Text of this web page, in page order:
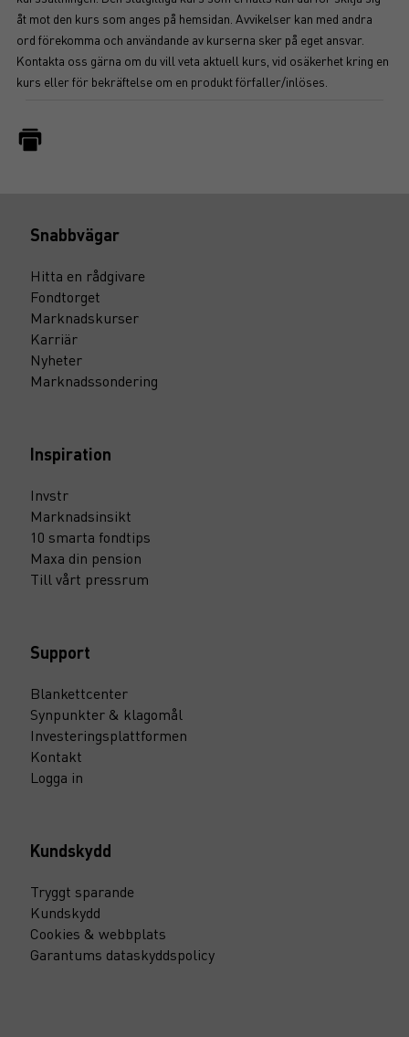
åt mot den kurs som anges på hemsidan. Avvikelser kan med andra
ord förekomma och användande av kurserna sker på eget ansvar.
Kontakta oss gärna om du vill veta aktuell kurs, vid osäkerhet kring en
kurs eller för bekräftelse om en produkt förfaller/inlöses.
Snabbvägar
Hitta en rådgivare
Fondtorget
Marknadskurser
Karriär
Nyheter
Marknadssondering
Inspiration
Invstr
Marknadsinsikt
10 smarta fondtips
Maxa din pension
Till vårt pressrum
Support
Blankettcenter
Synpunkter & klagomål
Investeringsplattformen
Kontakt
Logga in
Kundskydd
Tryggt sparande
Kundskydd
Cookies & webbplats
Garantums dataskyddspolicy